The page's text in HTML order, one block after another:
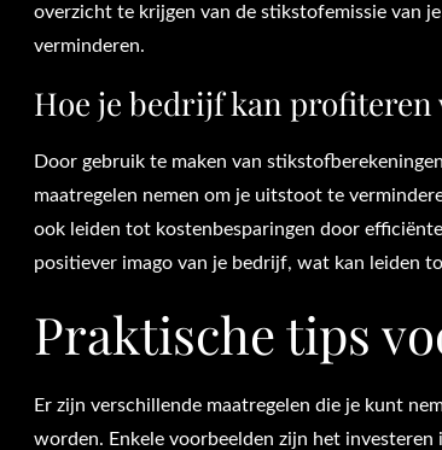
overzicht te krijgen van de stikstofemissie van
verminderen.
Hoe je bedrijf kan
Door gebruik te maken van
maatregelen nemen om je uitstoot te
ook leiden tot kostenbesparingen door
positiever imago van je bedrijf, wat kan leiden
Praktische tips
Er zijn verschillende maatregelen die je kunt
worden. Enkele voorbeelden zijn het